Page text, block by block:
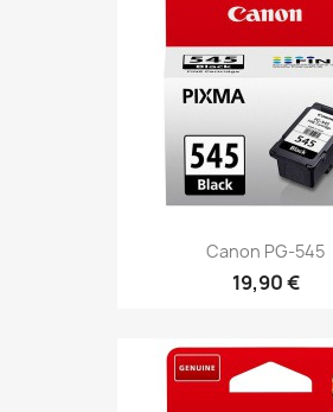
Canon PG-545
19,90 €